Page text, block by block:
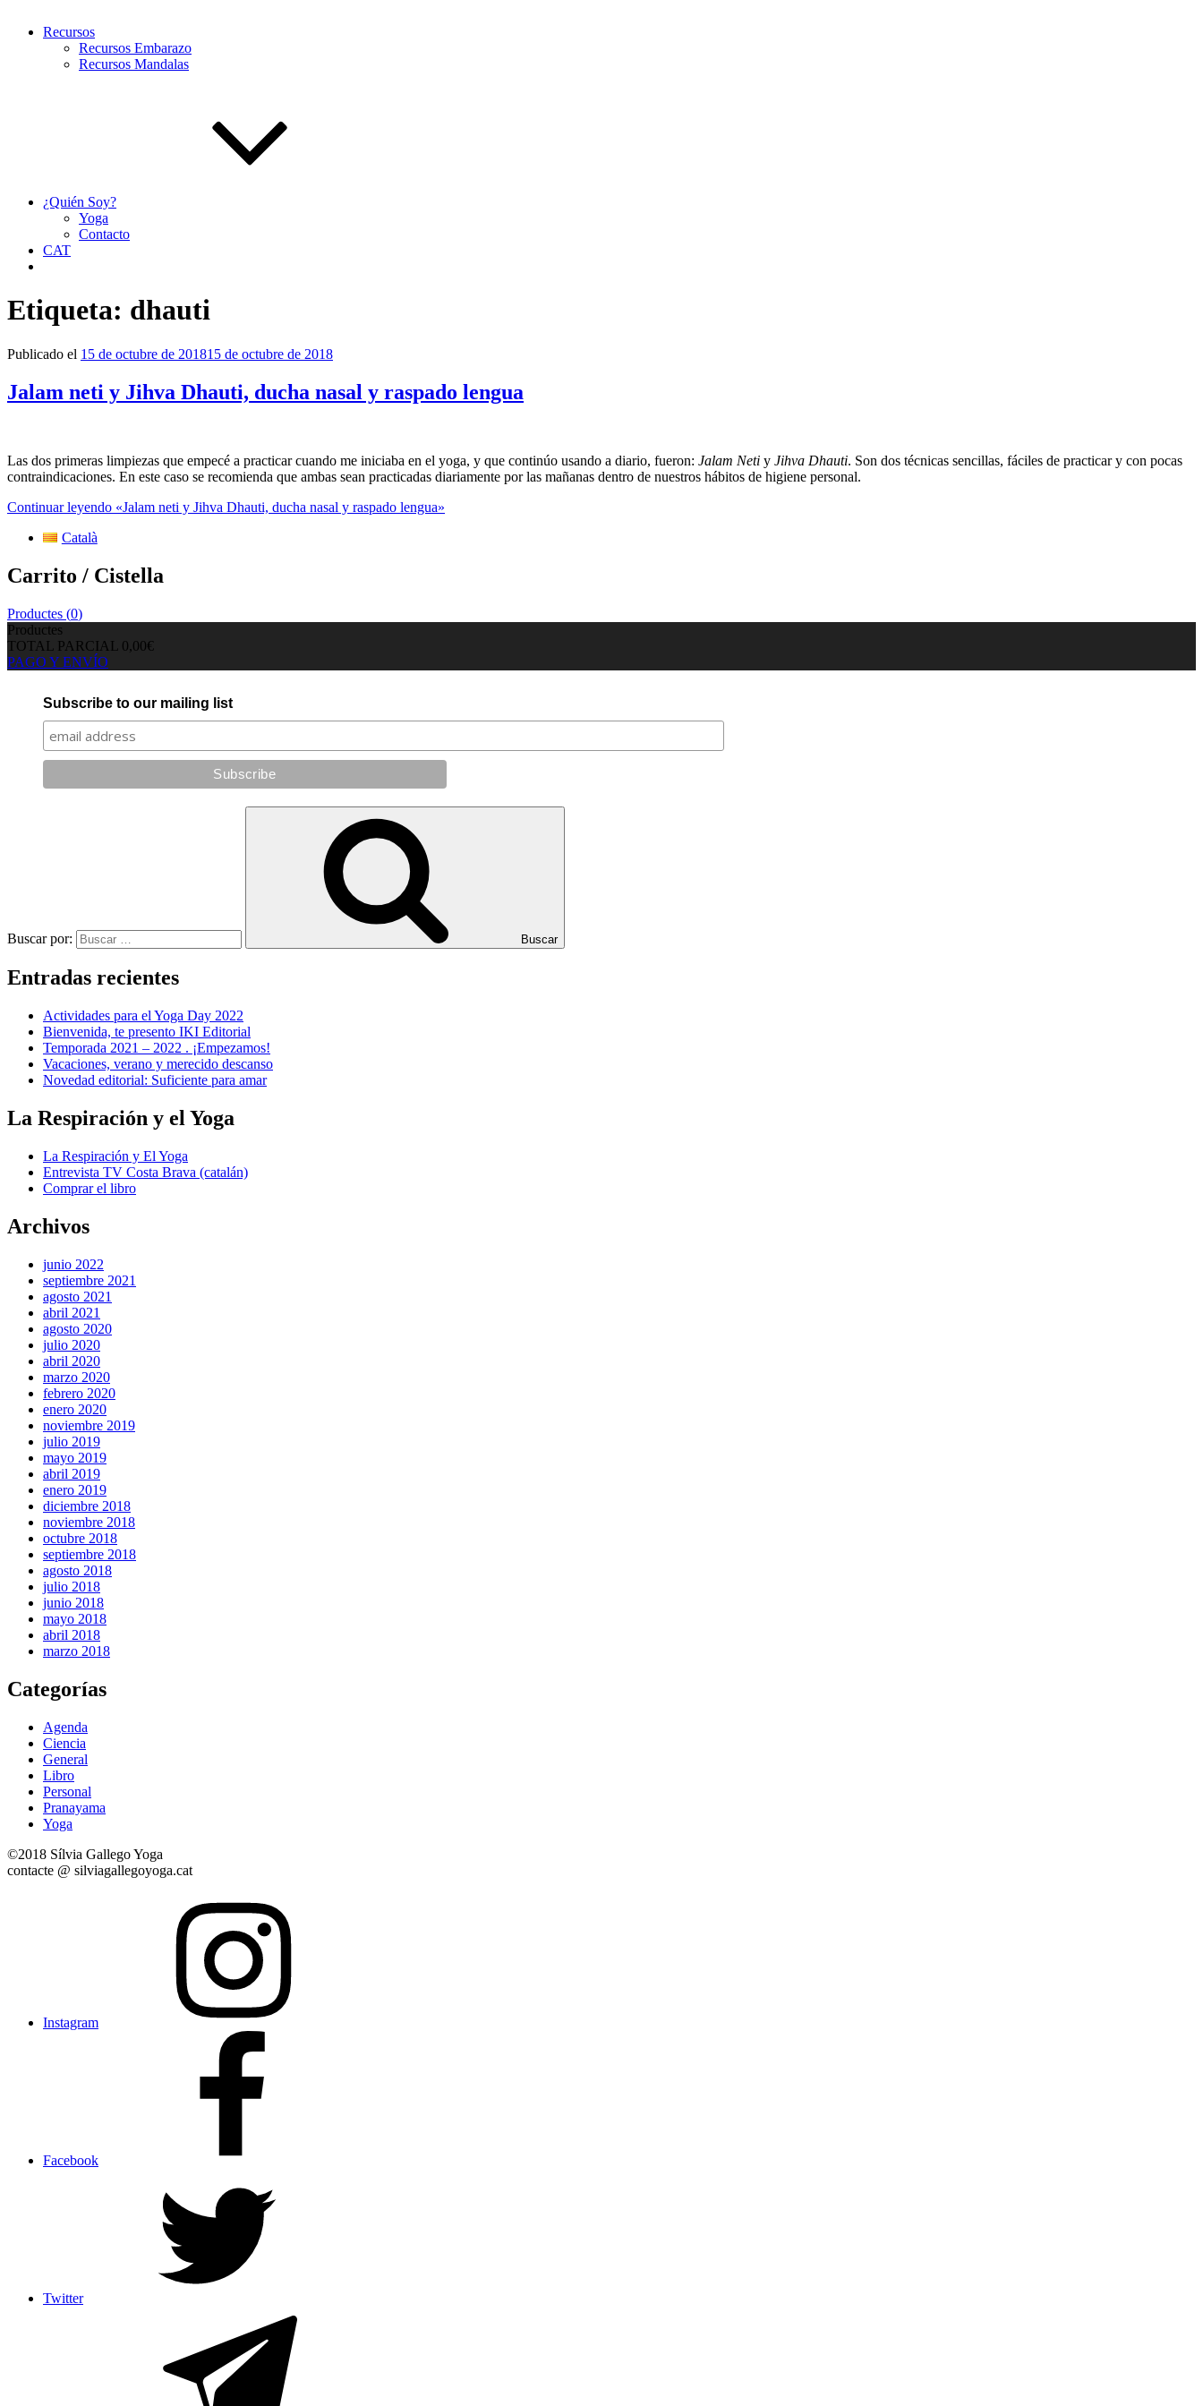
Recursos
Recursos Embarazo
Recursos Mandalas
¿Quién Soy?
Yoga
Contacto
CAT
Etiqueta: dhauti
Publicado el 15 de octubre de 201815 de octubre de 2018
Jalam neti y Jihva Dhauti, ducha nasal y raspado lengua
Las dos primeras limpiezas que empecé a practicar cuando me iniciaba en el yoga, y que continúo usando a diario, fueron: Jalam Neti y Jihva Dhauti. Son dos técnicas sencillas, fáciles de practicar y con pocas
contraindicaciones. En este caso se recomienda que ambas sean practicadas diariamente por las mañanas dentro de nuestros hábitos de higiene personal.
Continuar leyendo «Jalam neti y Jihva Dhauti, ducha nasal y raspado lengua»
Català
Carrito / Cistella
Productes (0)
Productes
TOTAL PARCIAL 0,00€
PAGO Y ENVÍO
Subscribe to our mailing list
Buscar por: Buscar
Entradas recientes
Actividades para el Yoga Day 2022
Bienvenida, te presento IKI Editorial
Temporada 2021 – 2022 . ¡Empezamos!
Vacaciones, verano y merecido descanso
Novedad editorial: Suficiente para amar
La Respiración y el Yoga
La Respiración y El Yoga
Entrevista TV Costa Brava (catalán)
Comprar el libro
Archivos
junio 2022
septiembre 2021
agosto 2021
abril 2021
agosto 2020
julio 2020
abril 2020
marzo 2020
febrero 2020
enero 2020
noviembre 2019
julio 2019
mayo 2019
abril 2019
enero 2019
diciembre 2018
noviembre 2018
octubre 2018
septiembre 2018
agosto 2018
julio 2018
junio 2018
mayo 2018
abril 2018
marzo 2018
Categorías
Agenda
Ciencia
General
Libro
Personal
Pranayama
Yoga
©2018 Sílvia Gallego Yoga
contacte @ silviagallegoyoga.cat
Instagram
Facebook
Twitter